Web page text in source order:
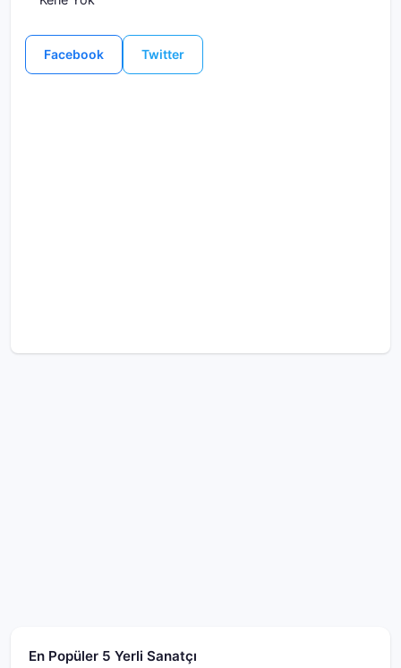
Facebook Twitter
En Popüler 5 Yerli Sanatçı